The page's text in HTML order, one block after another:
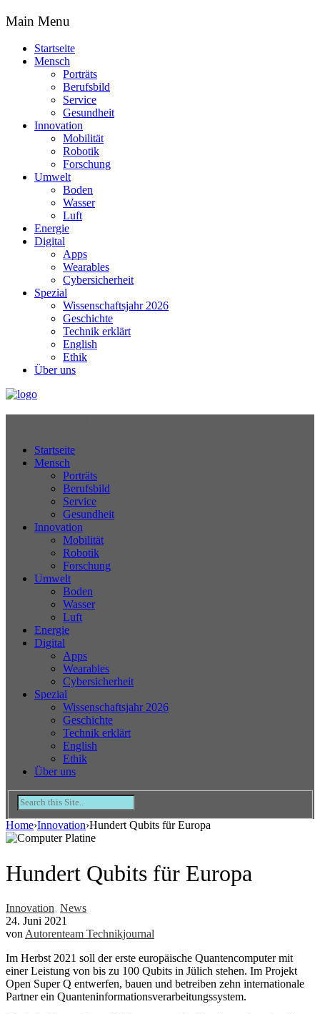
Main Menu
Startseite
Mensch
Porträts
Berufsbild
Service
Gesundheit
Innovation
Mobilität
Robotik
Forschung
Umwelt
Boden
Wasser
Luft
Energie
Digital
Apps
Wearables
Cybersicherheit
Spezial
Wissenschaftsjahr 2026
Geschichte
Technik erklärt
English
Ethik
Über uns
Startseite
Mensch
Porträts
Berufsbild
Service
Gesundheit
Innovation
Mobilität
Robotik
Forschung
Umwelt
Boden
Wasser
Luft
Energie
Digital
Apps
Wearables
Cybersicherheit
Spezial
Wissenschaftsjahr 2026
Geschichte
Technik erklärt
English
Ethik
Über uns
Home›Innovation›Hundert Qubits für Europa
Hundert Qubits für Europa
Innovation, News
24. Juni 2021
von Autorenteam Technikjournal
Im Herbst 2021 soll der erste europäische Quantencomputer mit
einer Leistung von bis zu 100 Qubits in Jülich stehen. Im Projekt
Open Super Q entwerfen, bauen und betreiben zehn internationale
Partner ein Quanteninformationsverarbeitungssystem.